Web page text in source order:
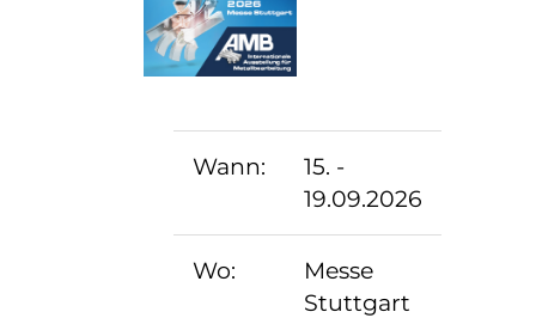
Wann:
15. -
19.09.2026
Wo:
Messe
Stuttgart